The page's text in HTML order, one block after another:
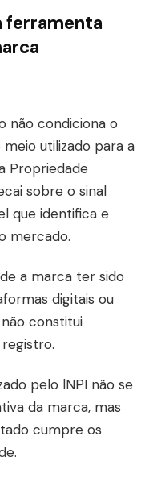
ferramenta
não condiciona o
utilizado para a
Propriedade
sobre o sinal
que identifica e
mercado.
a marca ter sido
digitais ou
constitui
pelo lNPI não se
da marca, mas
cumpre os